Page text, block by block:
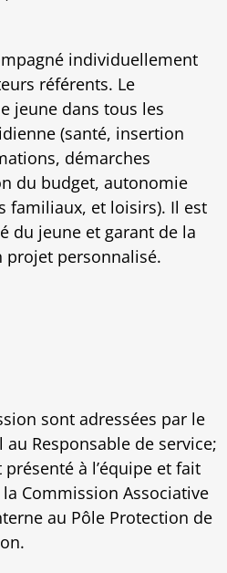
individuellement
référents. Le
jeune dans tous les
(santé, insertion
démarches
du budget, autonomie
familiaux, et loisirs). Il est
du jeune et garant de la
projet personnalisé.
sont adressées par le
Responsable de service;
à l’équipe et fait
la Commission Associative
au Pôle Protection de